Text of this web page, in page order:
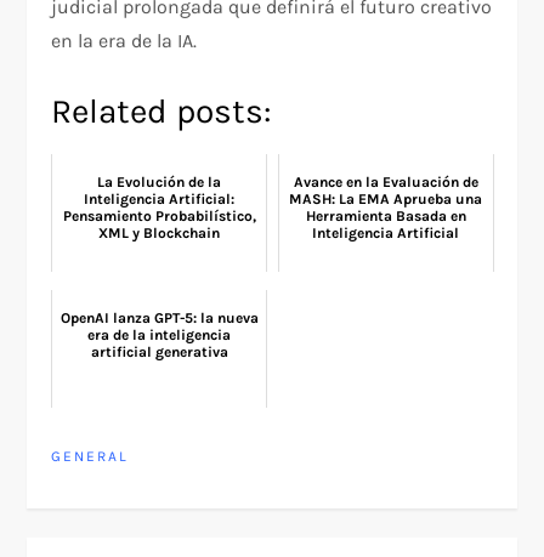
judicial prolongada que definirá el futuro creativo
en la era de la IA.
Related posts:
La Evolución de la
Inteligencia Artificial:
Pensamiento Probabilístico,
XML y Blockchain
Avance en la Evaluación de
MASH: La EMA Aprueba una
Herramienta Basada en
Inteligencia Artificial
OpenAI lanza GPT-5: la nueva
era de la inteligencia
artificial generativa
GENERAL